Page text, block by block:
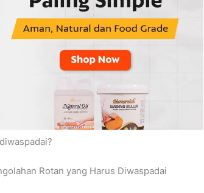
Rotan yang Harus Diwaspadai